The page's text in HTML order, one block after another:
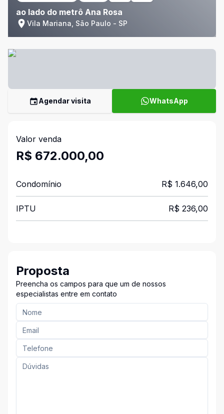
ao lado do metrô Ana Rosa
Vila Mariana, São Paulo - SP
Agendar visita WhatsApp
Valor venda
R$ 672.000,00
Condomínio R$ 1.646,00
IPTU R$ 236,00
Proposta
Preencha os campos para que um de nossos
especialistas entre em contato